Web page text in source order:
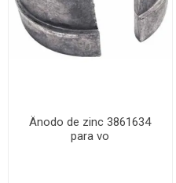
Änodo de zinc 3861634
para vo